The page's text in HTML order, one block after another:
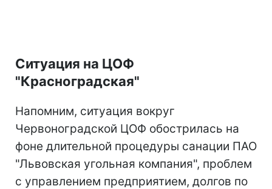
Ситуация на ЦОФ
"Красноградская"
Напомним, ситуация вокруг
Червоноградской ЦОФ обострилась на
фоне длительной процедуры санации ПАО
"Львовская угольная компания", проблем
с управлением предприятием, долгов по